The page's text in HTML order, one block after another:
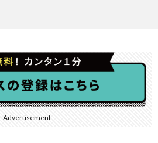
Advertisement